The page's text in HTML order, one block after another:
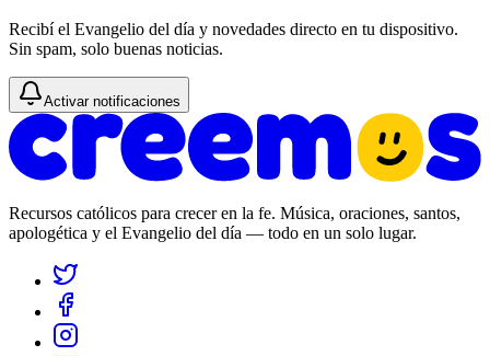
Recibí el Evangelio del día y novedades directo en tu dispositivo.
Sin spam, solo buenas noticias.
Activar notificaciones
Recursos católicos para crecer en la fe. Música, oraciones, santos,
apologética y el Evangelio del día — todo en un solo lugar.